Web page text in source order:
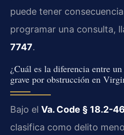
puede tener
programar una consulta,
7747.
¿Cuál es la diferencia entre
grave por obstrucción en
Bajo el Va. Code § 18.2-
clasifica como delito